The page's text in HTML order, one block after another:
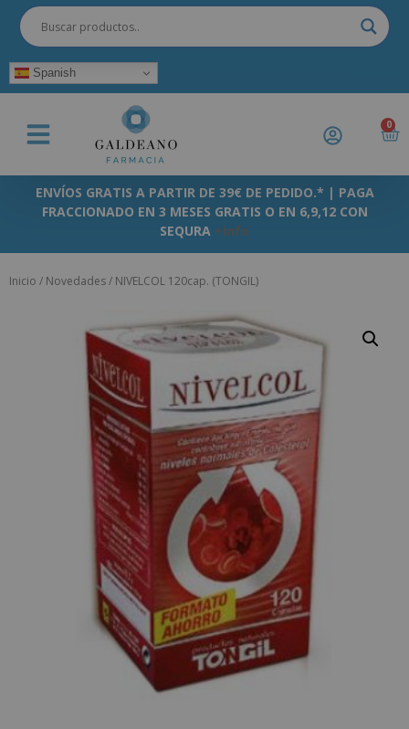
Spanish
0
ENVÍOS GRATIS A PARTIR DE 39€ DE PEDIDO.* | PAGA
FRACCIONADO EN 3 MESES GRATIS O EN 6,9,12 CON
SEQURA +info
Inicio / Novedades/ NIVELCOL 120cap. (TONGIL)